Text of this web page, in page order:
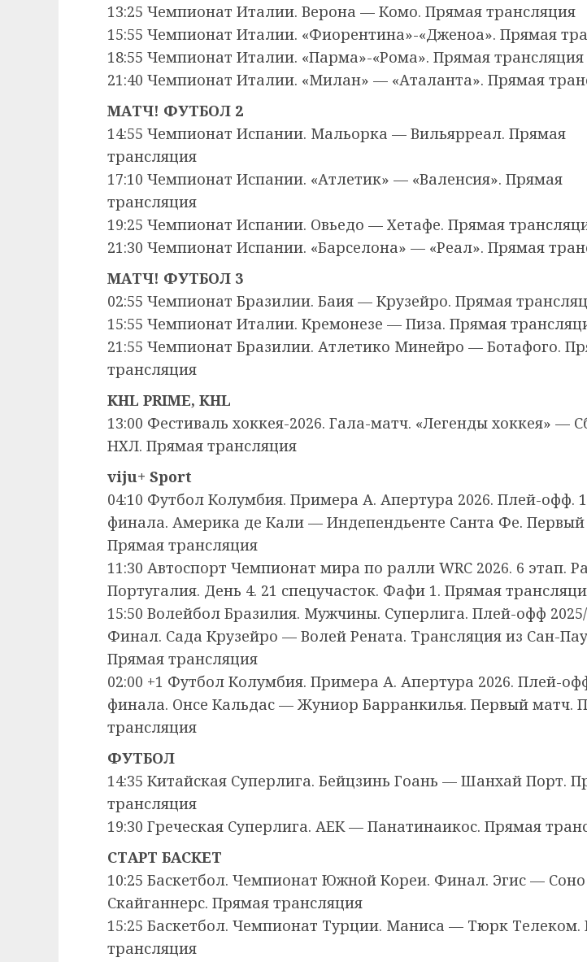
13:25 Чемпионат Италии. Верона — Комо. Прямая трансляция
15:55 Чемпионат Италии. «Фиорентина»-«Дженоа». Прямая
18:55 Чемпионат Италии. «Парма»-«Рома». Прямая трансляция
21:40 Чемпионат Италии. «Милан» — «Аталанта». Прямая
МАТЧ! ФУТБОЛ 2
14:55 Чемпионат Испании. Мальорка — Вильярреал. Прямая
трансляция
17:10 Чемпионат Испании. «Атлетик» — «Валенсия». Прямая
трансляция
19:25 Чемпионат Испании. Овьедо — Хетафе. Прямая
21:30 Чемпионат Испании. «Барселона» — «Реал». Прямая
МАТЧ! ФУТБОЛ 3
02:55 Чемпионат Бразилии. Баия — Крузейро. Прямая
15:55 Чемпионат Италии. Кремонезе — Пиза. Прямая
21:55 Чемпионат Бразилии. Атлетико Минейро — Ботафого.
трансляция
KHL PRIME, KHL
13:00 Фестиваль хоккея-2026. Гала-матч. «Легенды хоккея» —
НХЛ. Прямая трансляция
viju+ Sport
04:10 Футбол Колумбия. Примера А. Апертура 2026. Плей-офф.
финала. Америка де Кали — Индепендьенте Санта Фе. Первый
Прямая трансляция
11:30 Автоспорт Чемпионат мира по ралли WRC 2026. 6 этап.
Португалия. День 4. 21 спецучасток. Фафи 1. Прямая
15:50 Волейбол Бразилия. Мужчины. Суперлига. Плей-офф 2025/
Финал. Сада Крузейро — Волей Рената. Трансляция из Сан-
Прямая трансляция
02:00 +1 Футбол Колумбия. Примера А. Апертура 2026. Плей-
финала. Онсе Кальдас — Жуниор Барранкилья. Первый матч.
трансляция
ФУТБОЛ
14:35 Китайская Суперлига. Бейцзинь Гоань — Шанхай Порт.
трансляция
19:30 Греческая Суперлига. АЕК — Панатинаикос. Прямая
СТАРТ БАСКЕТ
10:25 Баскетбол. Чемпионат Южной Кореи. Финал. Эгис — Соно
Скайганнерс. Прямая трансляция
15:25 Баскетбол. Чемпионат Турции. Маниса — Тюрк Телеком.
трансляция